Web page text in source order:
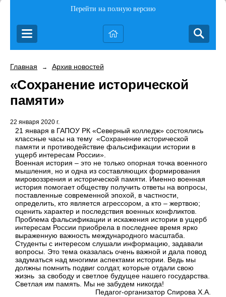
Перейти на полную версию
Главная → Архив новостей
«Сохранение исторической
памяти»
22 января 2020 г.
21 января в ГАПОУ РК «Северный колледж» состоялись
классные часы на тему «Сохранение исторической
памяти и противодействие фальсификации истории в
ущерб интересам России».
Военная история – это не только опорная точка военного
мышления, но и одна из составляющих формирования
мировоззрения и исторической памяти. Именно военная
история помогает обществу получить ответы на вопросы,
поставленные современной эпохой, в частности,
определить, кто является агрессором, а кто – жертвою;
оценить характер и последствия военных конфликтов.
Проблема фальсификации и искажения истории в ущерб
интересам России приобрела в последнее время ярко
выраженную важность международного масштаба.
Студенты с интересом слушали информацию, задавали
вопросы. Это тема оказалась очень важной и дала повод
задуматься над многими аспектами истории. Ведь мы
должны помнить подвиг солдат, которые отдали свою
жизнь за свободу и светлое будущее нашего государства.
Светлая им память. Мы не забудем никогда!
Педагог-организатор Спирова Х.А.